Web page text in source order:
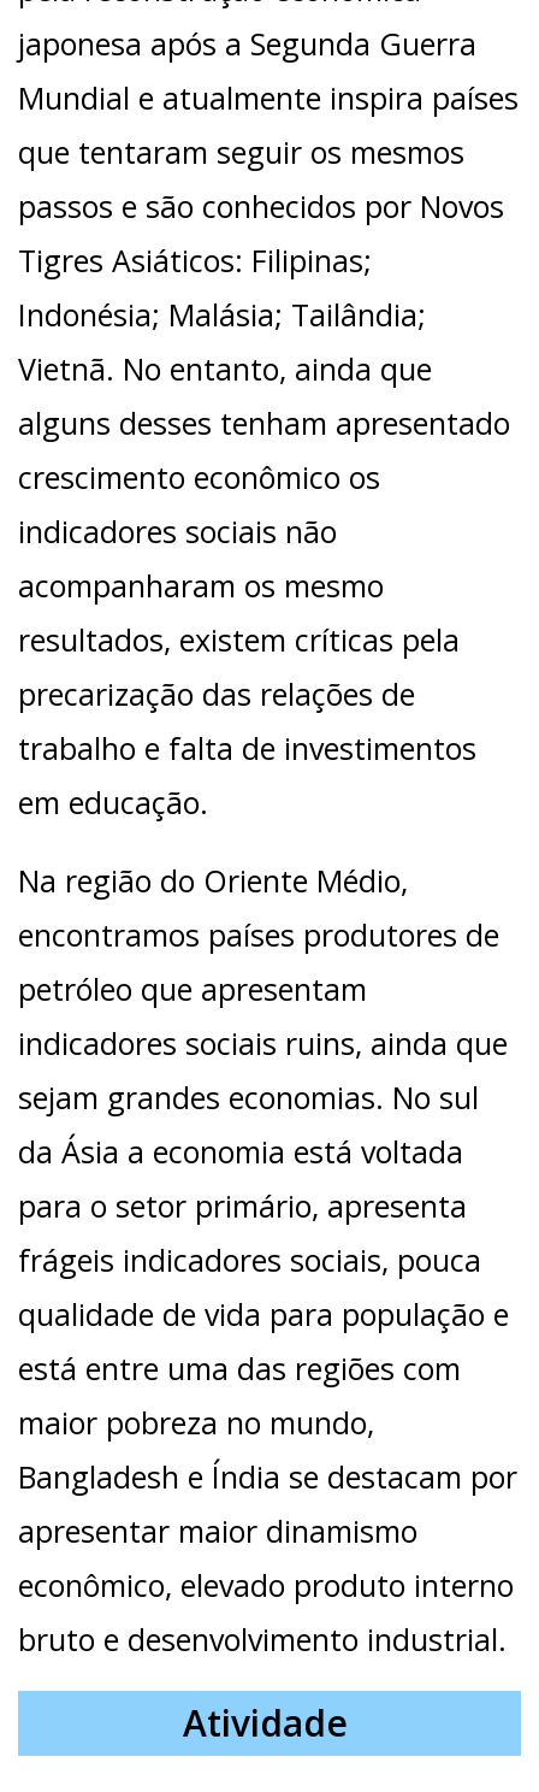
japonesa após a Segunda Guerra
Mundial e atualmente inspira países
que tentaram seguir os mesmos
passos e são conhecidos por Novos
Tigres Asiáticos: Filipinas;
Indonésia; Malásia; Tailândia;
Vietnã. No entanto, ainda que
alguns desses tenham apresentado
crescimento econômico os
indicadores sociais não
acompanharam os mesmo
resultados, existem críticas pela
precarização das relações de
trabalho e falta de investimentos
em educação.
Na região do Oriente Médio,
encontramos países produtores de
petróleo que apresentam
indicadores sociais ruins, ainda que
sejam grandes economias. No sul
da Ásia a economia está voltada
para o setor primário, apresenta
frágeis indicadores sociais, pouca
qualidade de vida para população e
está entre uma das regiões com
maior pobreza no mundo,
Bangladesh e Índia se destacam por
apresentar maior dinamismo
econômico, elevado produto interno
bruto e desenvolvimento industrial.
Atividade